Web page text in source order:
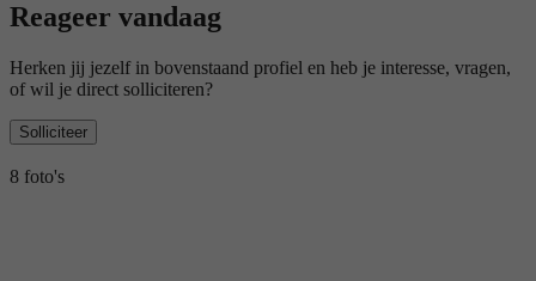
Reageer vandaag
Herken jij jezelf in bovenstaand profiel en heb je interesse, vragen,
of wil je direct solliciteren?
Solliciteer
8 foto's